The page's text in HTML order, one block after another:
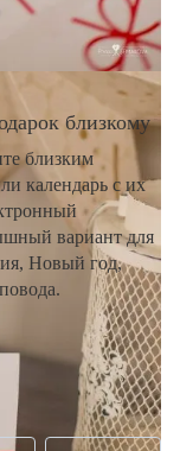
близкому
близким
календарь с их
вариант для
Новый год,